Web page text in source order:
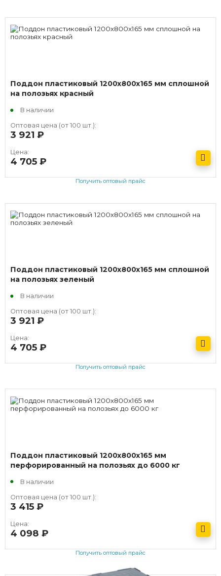
Поддон пластиковый 1200х800х165 мм сплошной
на полозьях красный
В наличии
Оптовая цена (от 100 шт.):
3 921
Цена:
4 705
Получить оптовый прайс
Поддон пластиковый 1200х800х165 мм сплошной
на полозьях зеленый
В наличии
Оптовая цена (от 100 шт.):
3 921
Цена:
4 705
Получить оптовый прайс
Поддон пластиковый 1200х800х165 мм
перфорированный на полозьях до 6000 кг
В наличии
Оптовая цена (от 100 шт.):
3 415
Цена:
4 098
Получить оптовый прайс